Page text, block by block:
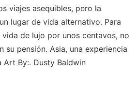
viajes asequibles, pero la
lugar de vida alternativo. Para
vida de lujo por unos centavos, no
su pensión. Asia, una experiencia
Art By:. Dusty Baldwin